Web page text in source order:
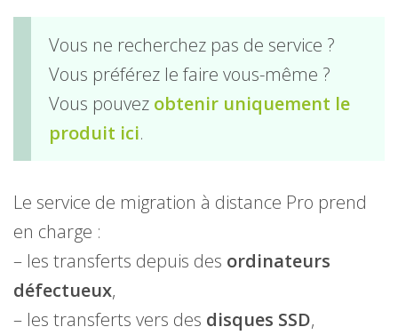
Vous ne recherchez pas de service ?
Vous préférez le faire vous-même ?
Vous pouvez obtenir uniquement le
produit ici.
Le service de migration à distance Pro prend
en charge :
– les transferts depuis des ordinateurs
défectueux,
– les transferts vers des disques SSD,